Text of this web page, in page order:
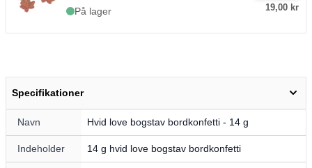
På lager
19,00 kr
Specifikationer
Navn Hvid love bogstav bordkonfetti - 14 g
Indeholder 14 g hvid love bogstav bordkonfetti